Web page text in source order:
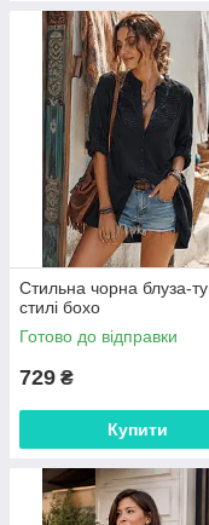
Стильна чорна блуза-
стилі бохо
Готово до відправки
729 ₴
Купити